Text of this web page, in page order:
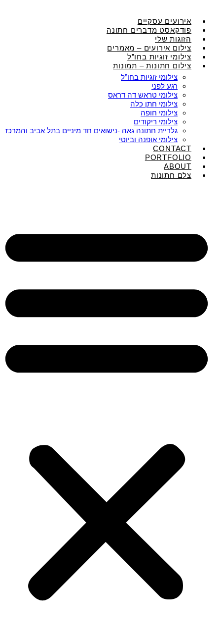
אירועים עסקיים
פודקאסט מדברים חתונה
הזוגות שלי
צילום אירועים – מאמרים
צילומי זוגיות בחו”ל
צילום חתונות – תמונות
צילומי זוגיות בחו”ל
רגע לפני
צילומי טראש דה דראס
צילומי חתן כלה
צילומי חופה
צילומי ריקודים
גלריית חתונה גאה -נישואים חד מיניים בתל אביב והמרכז
צילומי אופנה וביוטי
CONTACT
PORTFOLIO
ABOUT
צלם חתונות